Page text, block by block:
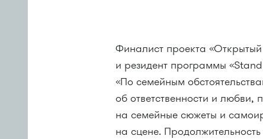
Финалист проекта
и резидент программы
«По семейным
об ответственности и
на семейные сюжеты и
на сцене.